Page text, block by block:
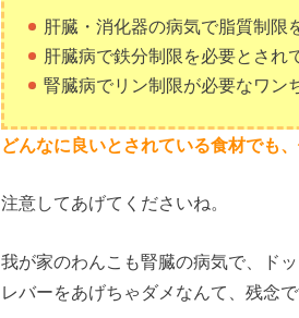
肝臓・消化器の病気で脂質制限
肝臓病で鉄分制限を必要とされ
腎臓病でリン制限が必要なワン
どんなに良いとされている食材でも
注意してあげてくださいね。
我が家のわんこも腎臓の病気で、ド
レバーをあげちゃダメなんて、残念